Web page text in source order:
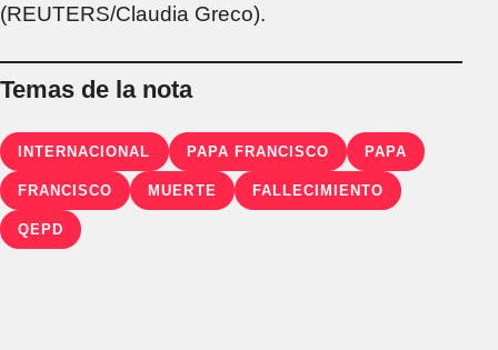
(REUTERS/Claudia Greco).
Temas de la nota
INTERNACIONAL PAPA FRANCISCO PAPA
FRANCISCO MUERTE FALLECIMIENTO
QEPD